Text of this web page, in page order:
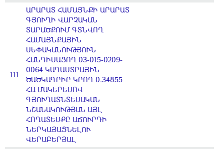
111
ԱՐԱՐԱՏ ՀԱՄԱՅՆՔԻ ԱՐԱՐԱՏ
ԳՅՈՒՂԻ ՎԱՐՉԱԿԱՆ
ՏԱՐԱԾՔՈՒՄ ԳՏՆՎՈՂ
ՀԱՄԱՅՆՔԱՅԻՆ
ՍԵՓԱԿԱՆՈՒԹՅՈՒՆ
ՀԱՆԴԻՍԱՑՈՂ 03-015-0209-
0064 ԿԱԴԱՍՏՐԱՅԻՆ
ԾԱԾԿԱԳՐԻԸ ԿՐՈՂ 0.34855
ՀԱ ՄԱԿԵՐԵՍՈՎ
ԳՅՈՒՂԱՏՆՏԵՍԱԿԱՆ
ՆՇԱՆԱԿՈՒԹՅԱՆ ԱՅԼ
ՀՈՂԱՏԵՍՔԸ ԱՃՈՒՐԴԻ
ՆԵՐԿԱՅԱՑՆԵԼՈՒ
ՎԵՐԱԲԵՐՅԱԼ